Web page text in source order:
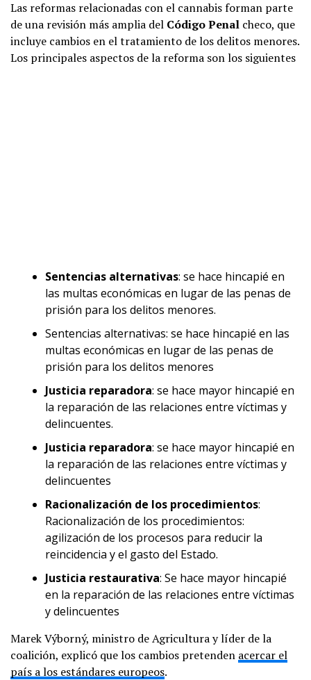
Las reformas relacionadas con el cannabis forman parte
de una revisión más amplia del Código Penal checo, que
incluye cambios en el tratamiento de los delitos menores.
Los principales aspectos de la reforma son los siguientes
Sentencias alternativas: se hace hincapié en
las multas económicas en lugar de las penas de
prisión para los delitos menores.
Sentencias alternativas: se hace hincapié en las
multas económicas en lugar de las penas de
prisión para los delitos menores
Justicia reparadora: se hace mayor hincapié en
la reparación de las relaciones entre víctimas y
delincuentes.
Justicia reparadora: se hace mayor hincapié en
la reparación de las relaciones entre víctimas y
delincuentes
Racionalización de los procedimientos:
Racionalización de los procedimientos:
agilización de los procesos para reducir la
reincidencia y el gasto del Estado.
Justicia restaurativa: Se hace mayor hincapié
en la reparación de las relaciones entre víctimas
y delincuentes
Marek Výborný, ministro de Agricultura y líder de la
coalición, explicó que los cambios pretenden acercar el
país a los estándares europeos.